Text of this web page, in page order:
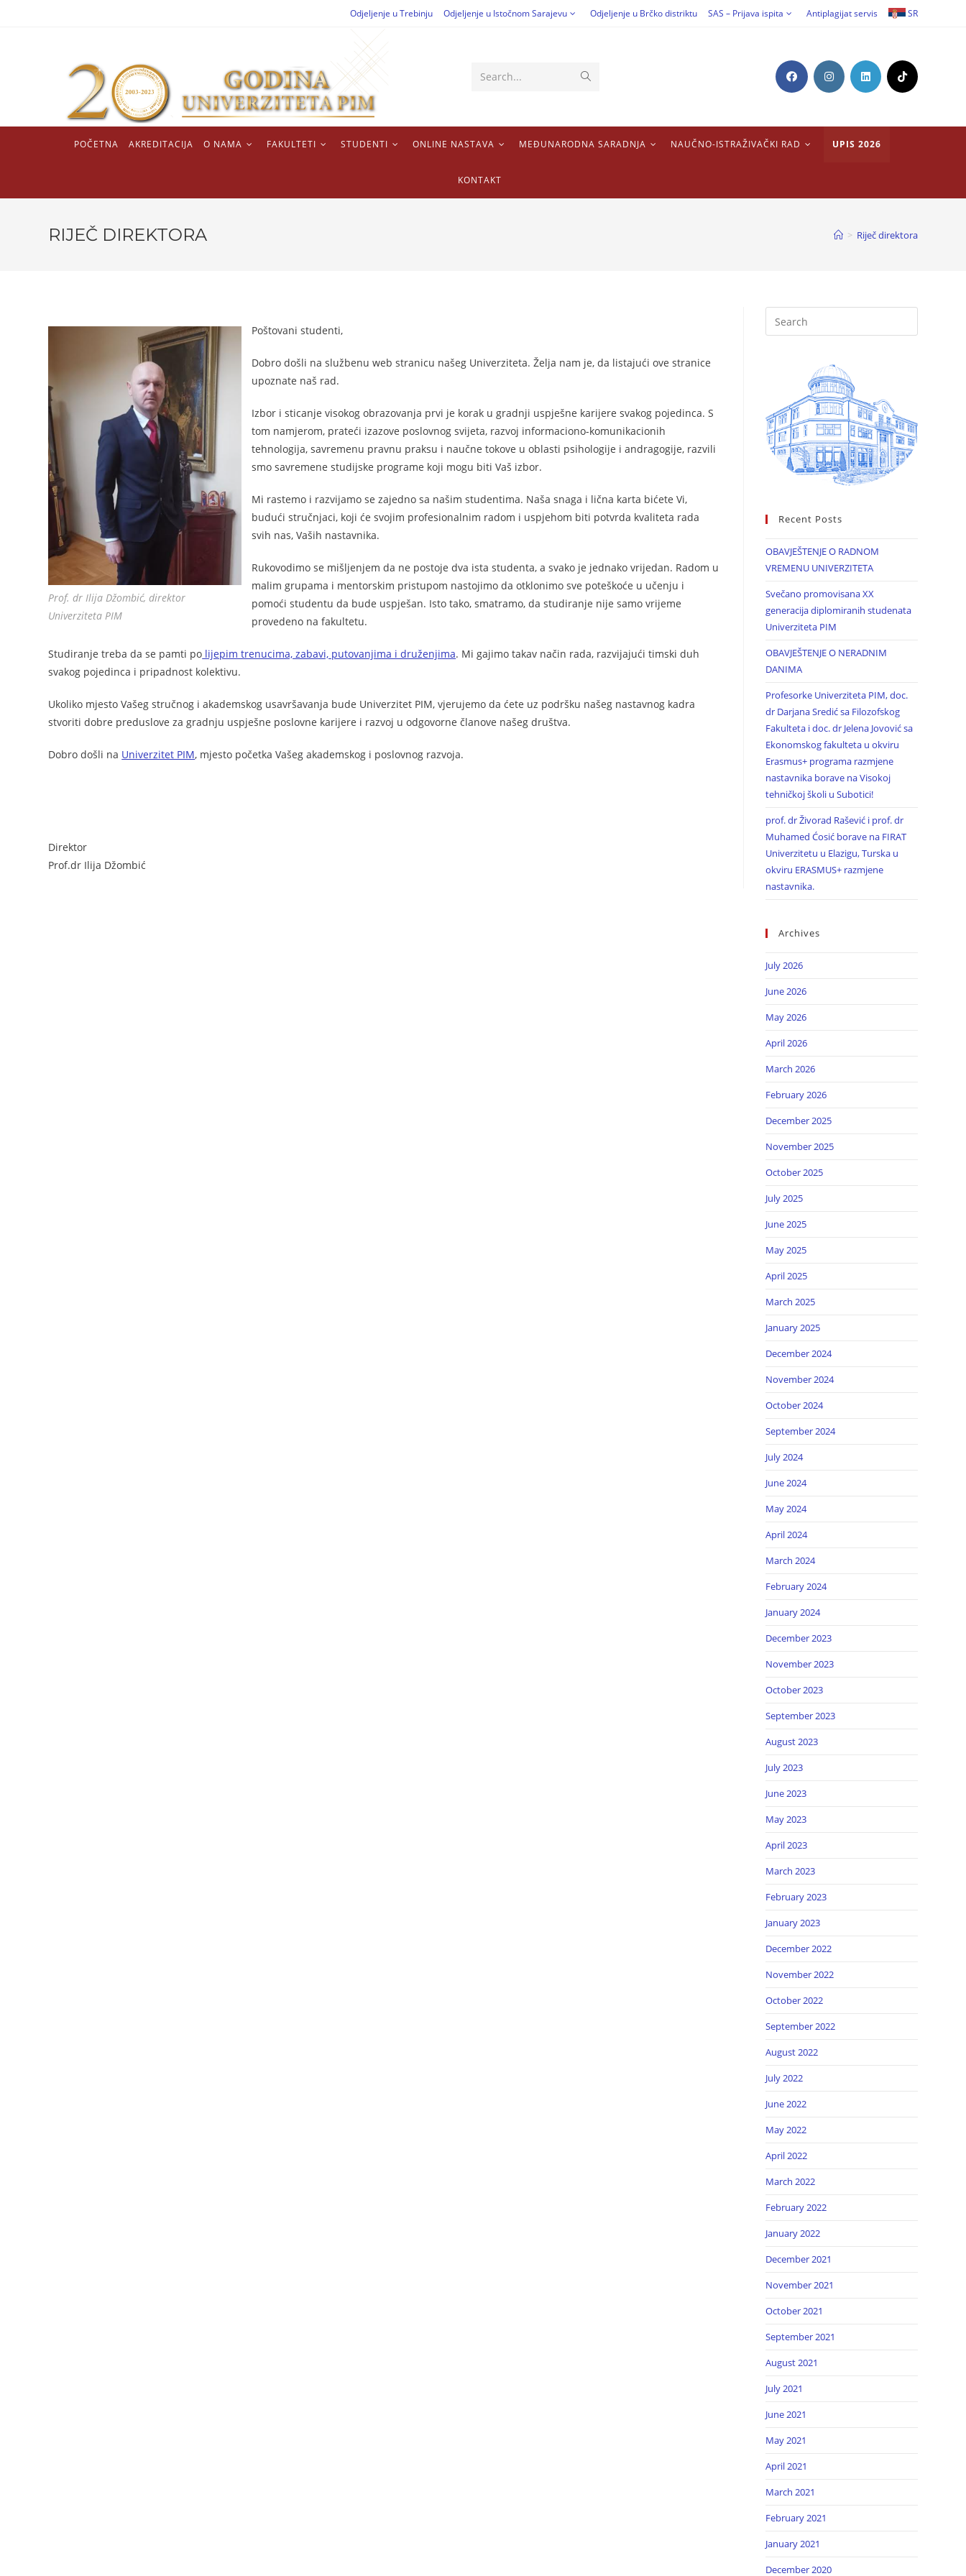
Odjeljenje u Trebinju Odjeljenje u Istočnom Sarajevu Odjeljenje u Brčko distriktu SAS – Prijava ispita Antiplagijat servis SR
Search...
POČETNA AKREDITACIJA O NAMA FAKULTETI STUDENTI ONLINE NASTAVA MEĐUNARODNA SARADNJA NAUČNO-ISTRAŽIVAČKI RAD UPIS 2026
KONTAKT
RIJEČ DIREKTORA > Riječ direktora
Prof. dr Ilija Džombić, direktor
Univerziteta PIM
Poštovani studenti,
Dobro došli na službenu web stranicu našeg Univerziteta. Želja nam je, da listajući ove stranice
upoznate naš rad.
Izbor i sticanje visokog obrazovanja prvi je korak u gradnji uspješne karijere svakog pojedinca. S
tom namjerom, prateći izazove poslovnog svijeta, razvoj informaciono-komunikacionih
tehnologija, savremenu pravnu praksu i naučne tokove u oblasti psihologije i andragogije, razvili
smo savremene studijske programe koji mogu biti Vaš izbor.
Mi rastemo i razvijamo se zajedno sa našim studentima. Naša snaga i lična karta bićete Vi,
budući stručnjaci, koji će svojim profesionalnim radom i uspjehom biti potvrda kvaliteta rada
svih nas, Vaših nastavnika.
Rukovodimo se mišljenjem da ne postoje dva ista studenta, a svako je jednako vrijedan. Radom u
malim grupama i mentorskim pristupom nastojimo da otklonimo sve poteškoće u učenju i
pomoći studentu da bude uspješan. Isto tako, smatramo, da studiranje nije samo vrijeme
provedeno na fakultetu.
Studiranje treba da se pamti po lijepim trenucima, zabavi, putovanjima i druženjima. Mi gajimo takav način rada, razvijajući timski duh
svakog pojedinca i pripadnost kolektivu.
Ukoliko mjesto Vašeg stručnog i akademskog usavršavanja bude Univerzitet PIM, vjerujemo da ćete uz podršku našeg nastavnog kadra
stvoriti dobre preduslove za gradnju uspješne poslovne karijere i razvoj u odgovorne članove našeg društva.
Dobro došli na Univerzitet PIM, mjesto početka Vašeg akademskog i poslovnog razvoja.
Direktor
Prof.dr Ilija Džombić
Recent Posts
OBAVJEŠTENJE O RADNOM
VREMENU UNIVERZITETA
Svečano promovisana XX
generacija diplomiranih studenata
Univerziteta PIM
OBAVJEŠTENJE O NERADNIM
DANIMA
Profesorke Univerziteta PIM, doc.
dr Darjana Sredić sa Filozofskog
Fakulteta i doc. dr Jelena Jovović sa
Ekonomskog fakulteta u okviru
Erasmus+ programa razmjene
nastavnika borave na Visokoj
tehničkoj školi u Subotici!
prof. dr Živorad Rašević i prof. dr
Muhamed Ćosić borave na FIRAT
Univerzitetu u Elazigu, Turska u
okviru ERASMUS+ razmjene
nastavnika.
Archives
July 2026
June 2026
May 2026
April 2026
March 2026
February 2026
December 2025
November 2025
October 2025
July 2025
June 2025
May 2025
April 2025
March 2025
January 2025
December 2024
November 2024
October 2024
September 2024
July 2024
June 2024
May 2024
April 2024
March 2024
February 2024
January 2024
December 2023
November 2023
October 2023
September 2023
August 2023
July 2023
June 2023
May 2023
April 2023
March 2023
February 2023
January 2023
December 2022
November 2022
October 2022
September 2022
August 2022
July 2022
June 2022
May 2022
April 2022
March 2022
February 2022
January 2022
December 2021
November 2021
October 2021
September 2021
August 2021
July 2021
June 2021
May 2021
April 2021
March 2021
February 2021
January 2021
December 2020